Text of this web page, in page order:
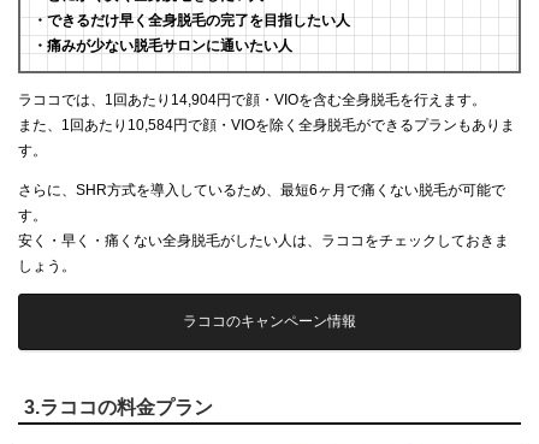
・できるだけ早く全身脱毛の完了を目指したい人
・痛みが少ない脱毛サロンに通いたい人
ラココでは、1回あたり14,904円で顔・VIOを含む全身脱毛を行えます。
また、1回あたり10,584円で顔・VIOを除く全身脱毛ができるプランもありま
す。
さらに、SHR方式を導入しているため、最短6ヶ月で痛くない脱毛が可能で
す。
安く・早く・痛くない全身脱毛がしたい人は、ラココをチェックしておきま
しょう。
ラココのキャンペーン情報
3.ラココの料金プラン